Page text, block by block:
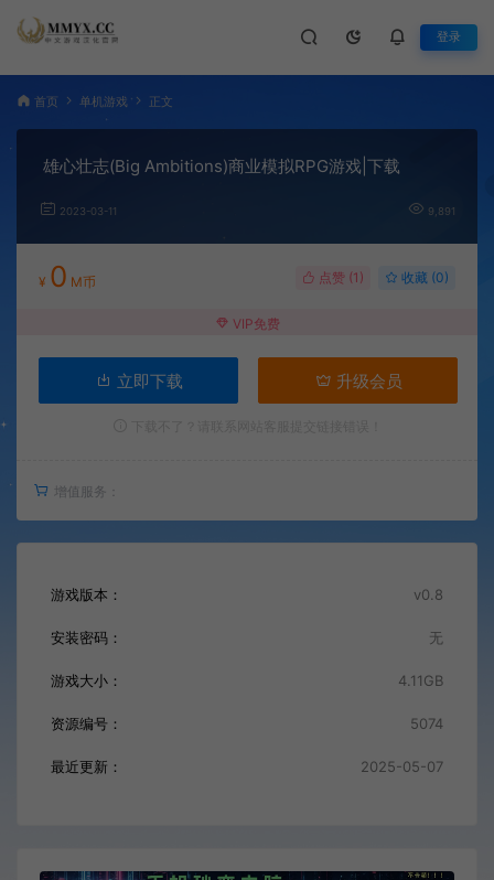
登录
首页 单机游戏 正文
雄心壮志(Big Ambitions)商业模拟RPG游戏|下载
2023-03-11 9,891
¥ 0 M币 点赞 (1 ) 收藏 (0)
VIP免费
立即下载 升级会员
增值服务：
游戏版本： v0.8
安装密码： 无
游戏大小： 4.11GB
资源编号： 5074
最近更新： 2025-05-07